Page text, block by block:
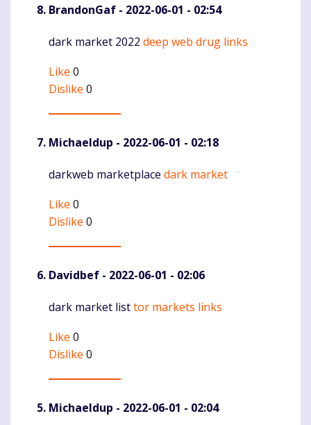
BrandonGaf - 2022-06-01 - 02:54
Komentaras
dark market 2022 deep web drug links
Like 0
Dislike 0
Michaeldup - 2022-06-01 - 02:18
Komentaras
darkweb marketplace dark market
Like 0
Dislike 0
Davidbef - 2022-06-01 - 02:06
Komentaras
dark market listtor markets links
Like 0
Dislike 0
Michaeldup - 2022-06-01 - 02:04